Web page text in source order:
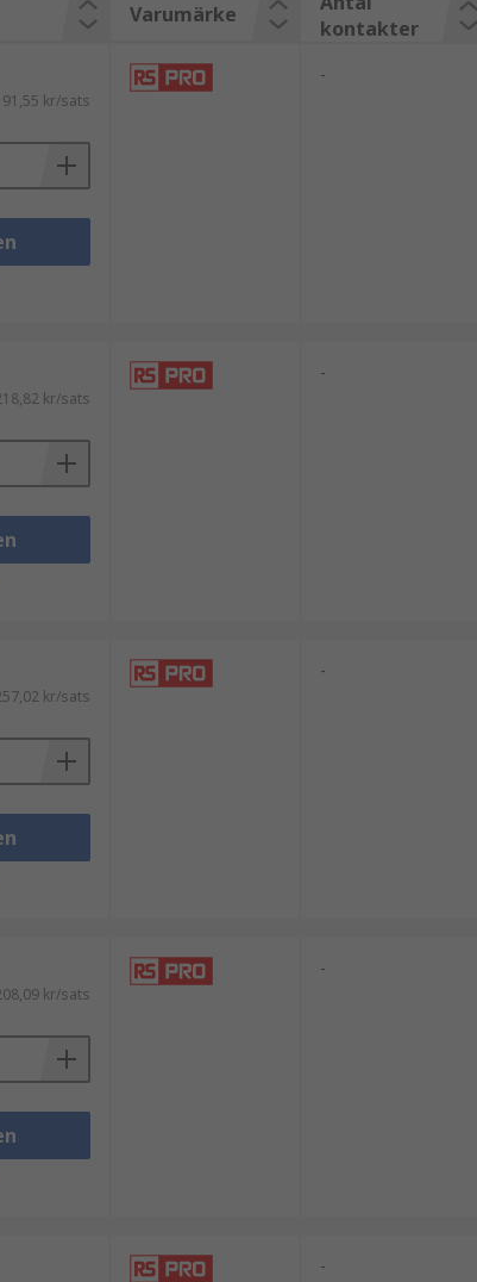
Många
och frekvent
och professionell support.
Varumärke
kontakter
kr/sats
-
kr/sats
-
kr/sats
-
kr/sats
-
-